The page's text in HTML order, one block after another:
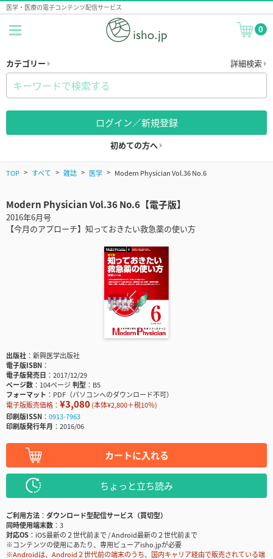
医学・医療の電子コンテンツ配信サービス
0
カテゴリー 詳細検索
ログイン／新規登録
初めての方へ
TOP すべて 雑誌 医学 Modern Physician Vol.36 No.6
Modern Physician Vol.36 No.6【電子版】
2016年6月号
【今月のアプローチ】知っておきたい救急薬の使い方
出版社
新興医学出版社
電子版ISBN
電子版発売日
2017/12/29
ページ数
104ページ判型
B5
フォーマット
PDF（パソコンへのダウンロード不可）
電子版販売価格： ¥3,080(本体¥2,800＋税10％)
印刷版ISSN
0913-7963
印刷版発行年月
2016/06
カートに入れる
ちょっと立ち読み
ご利用方法
ダウンロード型配信サービス（買切型）
同時使用端末数
3
対応OS
iOS最新の２世代前まで / Android最新の２世代前まで
※コンテンツの使用にあたり、専用ビューアisho.jpが必要
※Androidは、Android２世代前の端末のうち、国内キャリア経由で販売されている端